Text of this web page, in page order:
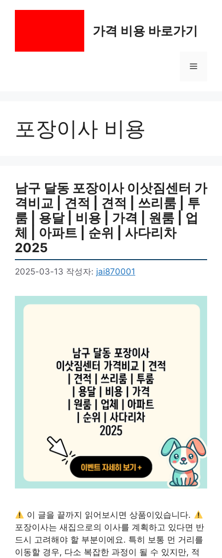
가격 비용 바로가기
메
포장이사 비용
남구 달동 포장이사 이삿짐센터 가
격비교 | 견적 | 견적 | 쓰리룸 | 투
룸 | 용달 | 비용 | 가격 | 원룸 | 업
체 | 아파트 | 순위 | 사다리차
2025
2025-03-13 작성자: jai870001
이 글을 끝까지 읽어보시면 상품이있습니다.
포장이사는 새집으로의 이사를 계획하고 있다면 반
드시 고려해야 할 부분이에요. 특히 보통 먼 거리를
이동할 경우, 다소 복잡한 과정이 될 수 있지만, 적